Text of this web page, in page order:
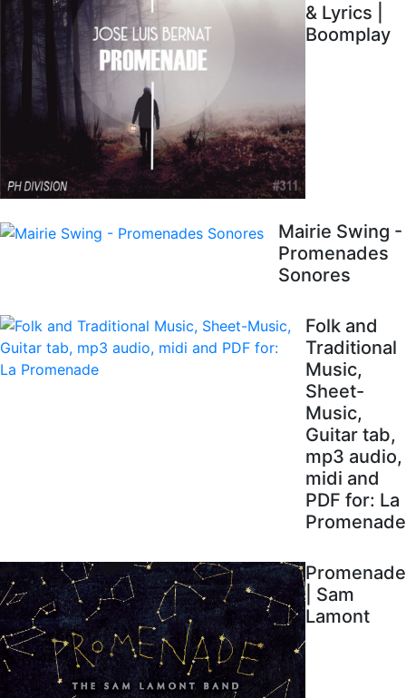
& Lyrics |
Boomplay
Mairie Swing -
Promenades
Sonores
Folk and
Traditional
Music,
Sheet-
Music,
Guitar tab,
mp3 audio,
midi and
PDF for: La
Promenade
Promenade
| Sam
Lamont